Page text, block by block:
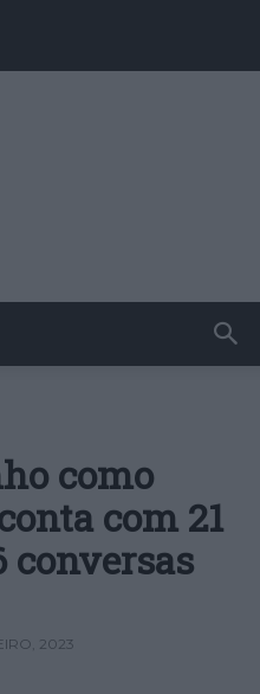
como
com 21
conversas
2023